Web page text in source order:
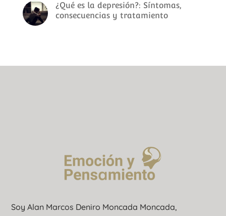
¿Qué es la depresión?: Síntomas,
consecuencias y tratamiento
Soy Alan Marcos Deniro Moncada Moncada,